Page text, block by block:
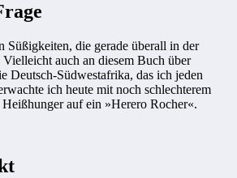
Süßigkeiten, die gerade überall in der
auch an diesem Buch über
Deutsch-Südwestafrika, das ich jeden
ich heute mit noch schlechterem
auf ein »Herero Rocher«.